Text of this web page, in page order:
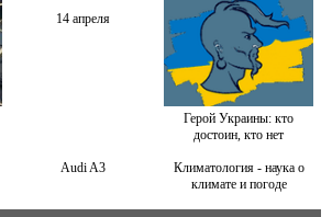
14 апреля
Герой Украины: кто
достоин, кто нет
Audi A3
Климатология - наука о
климате и погоде